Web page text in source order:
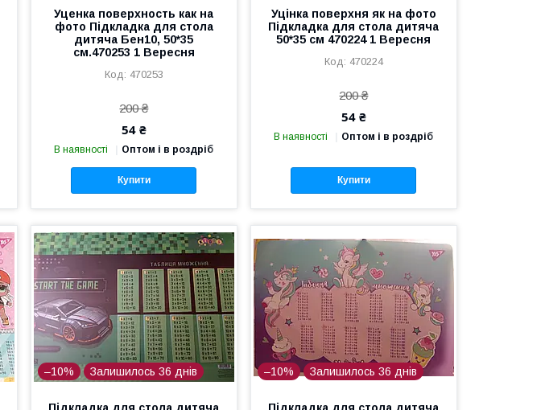
Уценка поверхность как на
фото Підкладка для стола
дитяча Бен10, 50*35
см.470253 1 Вересня
470253
200 ₴
54 ₴
В наявності Оптом і в роздріб
Купити
Уцінка поверхня як на фото
Підкладка для стола дитяча
50*35 см 470224 1 Вересня
470224
200 ₴
54 ₴
В наявності Оптом і в роздріб
Купити
–10% Залишилось 36 днів
Підкладка для стола дитяча
–10% Залишилось 36 днів
Підкладка для стола дитяча